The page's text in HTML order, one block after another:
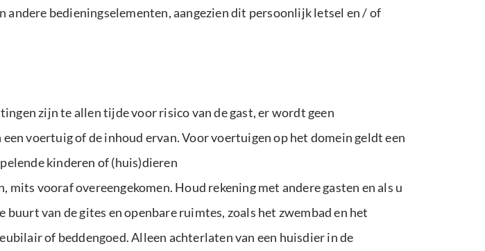
bedieningselementen, aangezien dit persoonlijk letsel en / of
zijn te allen tijde voor risico van de gast, er wordt geen
voertuig of de inhoud ervan. Voor voertuigen op het domein geldt een
kinderen of (huis)dieren
mits vooraf overeengekomen. Houd rekening met andere gasten en als u
van de gites en openbare ruimtes, zoals het zwembad en het
of beddengoed. Alleen achterlaten van een huisdier in de